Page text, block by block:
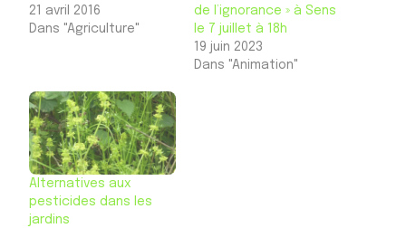
21 avril 2016
Dans "Agriculture"
de l’ignorance » à Sens
le 7 juillet à 18h
19 juin 2023
Dans "Animation"
Alternatives aux
pesticides dans les
jardins